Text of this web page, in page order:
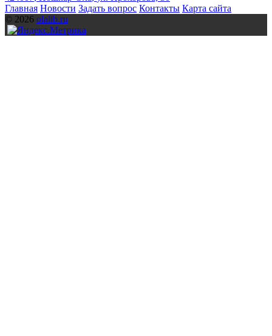
Главная Новости Задать вопрос Контакты Карта сайта
© 2026 olalib.ru